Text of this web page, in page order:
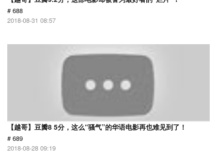
# 688
2018-08-31 08:57
【越哥】豆瓣8 5分，这么“骚气”的华语电影再也难见到了！
# 689
2018-08-28 09:19